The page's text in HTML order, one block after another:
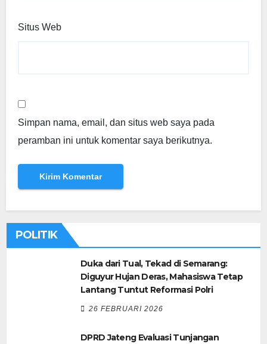
Situs Web
Simpan nama, email, dan situs web saya pada
peramban ini untuk komentar saya berikutnya.
POLITIK
Duka dari Tual, Tekad di Semarang:
Diguyur Hujan Deras, Mahasiswa Tetap
Lantang Tuntut Reformasi Polri
26 FEBRUARI 2026
DPRD Jateng Evaluasi Tunjangan